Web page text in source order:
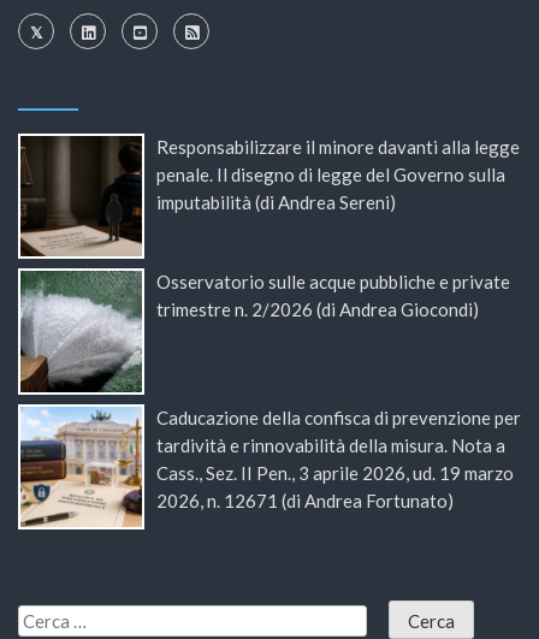
Responsabilizzare il minore davanti alla legge
penale. Il disegno di legge del Governo sulla
imputabilità (di Andrea Sereni)
Osservatorio sulle acque pubbliche e private
trimestre n. 2/2026 (di Andrea Giocondi)
Caducazione della confisca di prevenzione per
tardività e rinnovabilità della misura. Nota a
Cass., Sez. II Pen., 3 aprile 2026, ud. 19 marzo
2026, n. 12671 (di Andrea Fortunato)